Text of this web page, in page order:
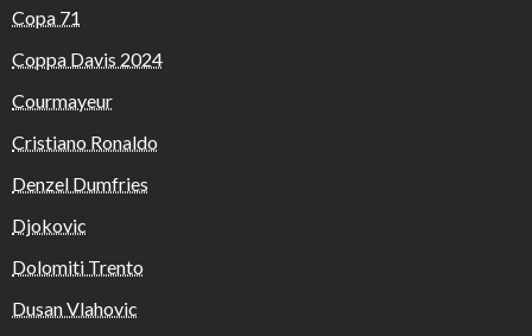
Copa 71
Coppa Davis 2024
Courmayeur
Cristiano Ronaldo
Denzel Dumfries
Djokovic
Dolomiti Trento
Dusan Vlahovic